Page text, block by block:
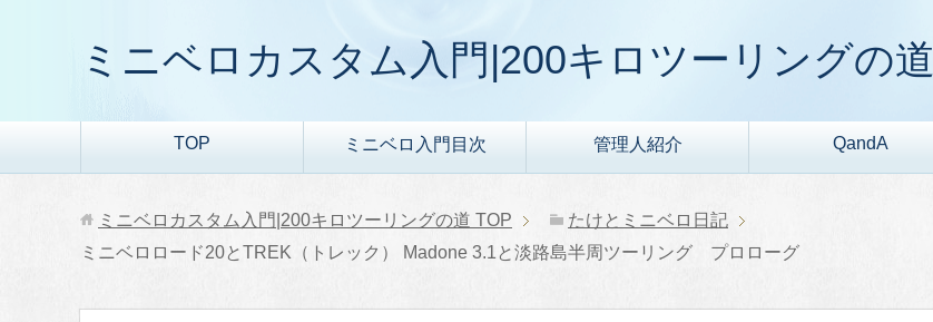
ミニベロカスタム入門|200キロツーリングの道
TOP ミニベロ入門目次 管理人紹介 QandA
ミニベロカスタム入門|200キロツーリングの道 TOP
たけとミニベロ日記
ミニベロロード20とTREK（トレック） Madone 3.1と淡路島半周ツーリング プロローグ